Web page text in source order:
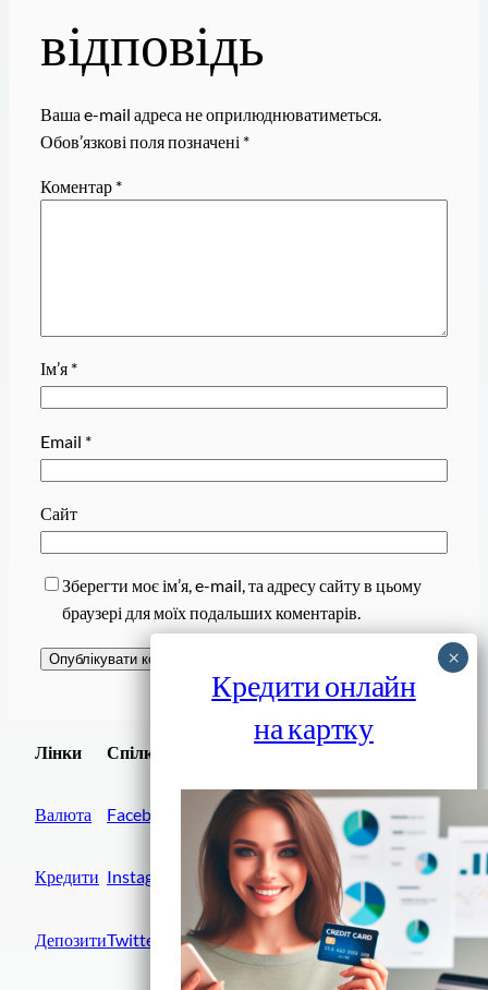
відповідь
Ваша e-mail адреса не оприлюднюватиметься.
Обов’язкові поля позначені *
Коментар *
Ім’я *
Email *
Сайт
Зберегти моє ім’я, e-mail, та адресу сайту в цьому
браузері для моїх подальших коментарів.
Лінки
Валюта
Кредити
Депозити
Спілки
Facebook
Instagram
Twitter
Завантажити
Кредити онлайн
на картку